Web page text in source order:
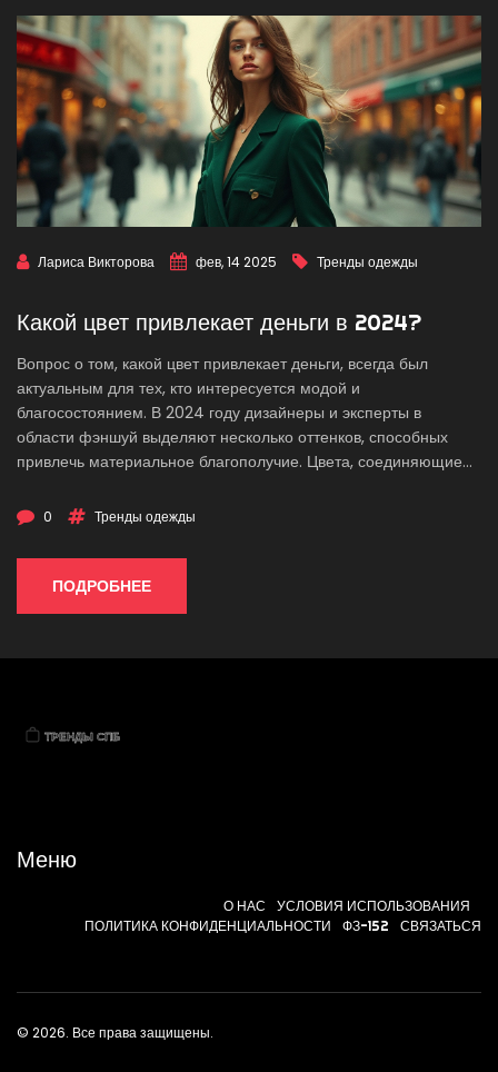
Лариса Викторова фев, 14 2025 Тренды одежды
Какой цвет привлекает деньги в 2024?
Вопрос о том, какой цвет привлекает деньги, всегда был
актуальным для тех, кто интересуется модой и
благосостоянием. В 2024 году дизайнеры и эксперты в
области фэншуй выделяют несколько оттенков, способных
привлечь материальное благополучие. Цвета, соединяющие
толпы, но и улучшить финансовое состояние. Важно понимать,
восприятие окружающими. В статье обсуждаются самые
актуальные цвета и способы их использования.
0 Тренды одежды
ПОДРОБНЕЕ
Меню
О НАС
УСЛОВИЯ ИСПОЛЬЗОВАНИЯ
ПОЛИТИКА КОНФИДЕНЦИАЛЬНОСТИ
ФЗ-152 СВЯЗАТЬСЯ
© 2026. Все права защищены.